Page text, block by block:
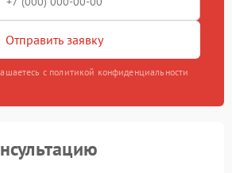
Отправить заявку
с политикой конфиденциальности